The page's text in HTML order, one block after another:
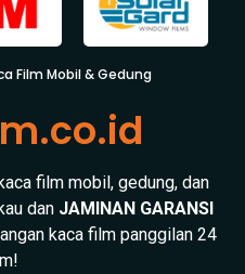
Film Mobil & Gedung
film mobil, gedung, dan
dan JAMINAN GARANSI
kaca film panggilan 24